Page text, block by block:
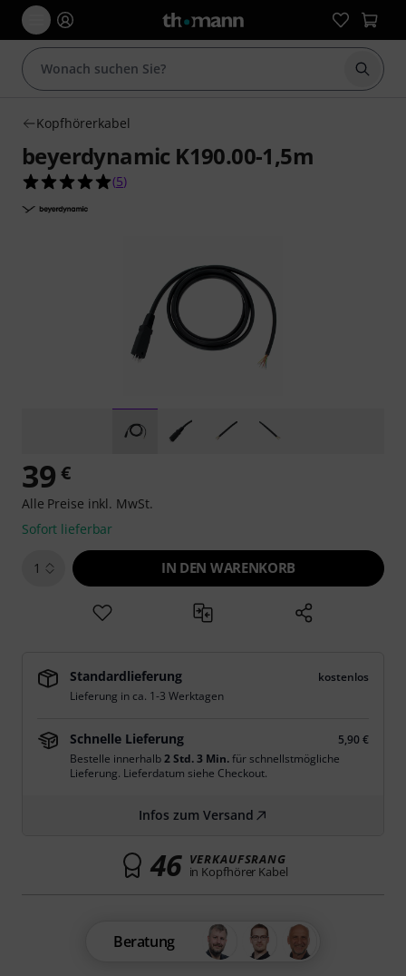
Suche
Kopfhörerkabel
beyerdynamic K190.00-1,5m
5.0 von 5 Sternen aus 5 Kundenbewertungen
(5)
39 €
Alle Preise inkl. MwSt.
Sofort lieferbar
1 IN DEN WARENKORB
Standardlieferung
kostenlos
Lieferung in ca. 1-3 Werktagen
Schnelle Lieferung
5,90 €
Bestelle innerhalb2 Std. 3 Min.für schnellstmögliche
Lieferung. Lieferdatum siehe Checkout.
Infos zum Versand
46 VERKAUFSRANG
in Kopfhörer Kabel
Beratung